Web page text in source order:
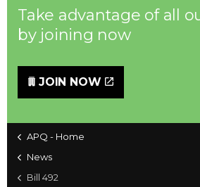
Take advantage of all
by joining now
JOIN NOW
APQ - Home
News
Bill 492